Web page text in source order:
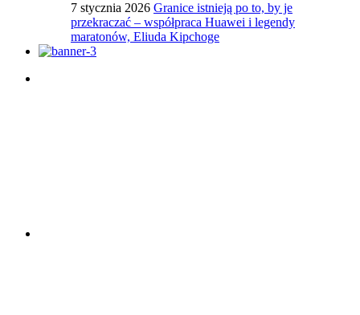
7 stycznia 2026 Granice istnieją po to, by je
przekraczać – współpraca Huawei i legendy
maratonów, Eliuda Kipchoge